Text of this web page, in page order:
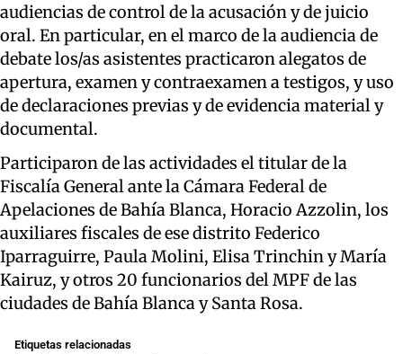
audiencias de control de la acusación y de juicio
oral. En particular, en el marco de la audiencia de
debate los/as asistentes practicaron alegatos de
apertura, examen y contraexamen a testigos, y uso
de declaraciones previas y de evidencia material y
documental.
Participaron de las actividades el titular de la
Fiscalía General ante la Cámara Federal de
Apelaciones de Bahía Blanca, Horacio Azzolin, los
auxiliares fiscales de ese distrito Federico
Iparraguirre, Paula Molini, Elisa Trinchin y María
Kairuz, y otros 20 funcionarios del MPF de las
ciudades de Bahía Blanca y Santa Rosa.
Etiquetas relacionadas